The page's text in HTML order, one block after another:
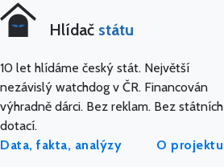
Hlídač státu
10 let hlídáme český stát. Největší
nezávislý watchdog v ČR. Financován
výhradně dárci. Bez reklam. Bez státních
dotací.
Data, fakta, analýzy
O projektu